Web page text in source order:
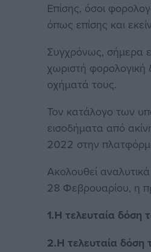
Επίσης, όσοι
όπως επίσης και
Συγχρόνως, σήμερα
χωριστή φορολογική
οχήματά τους.
Τον κατάλογο των
εισοδήματα από
2022 στην
Ακολουθεί
28 Φεβρουαρίου, η
1.Η τελευταία δόση
2.Η τελευταία